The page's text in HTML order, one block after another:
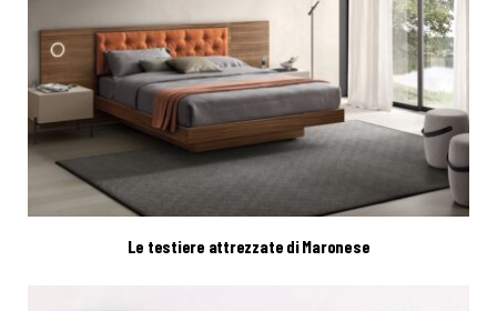
Le testiere attrezzate di Maronese